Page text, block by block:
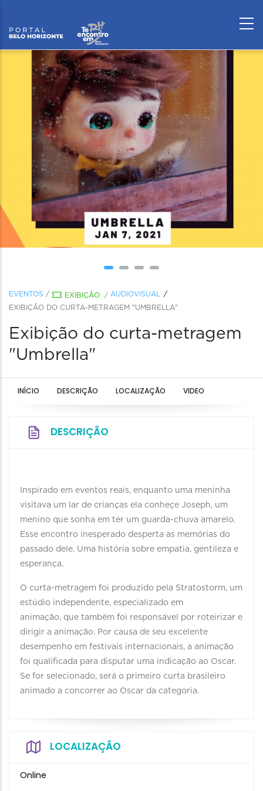
EVENTOS / EXIBIÇÃO / AUDIOVISUAL
EXIBIÇÃO DO CURTA-METRAGEM "UMBRELLA"
Exibição do curta-metragem
"Umbrella"
INÍCIO DESCRIÇÃO LOCALIZAÇÃO VIDEO
DESCRIÇÃO
Inspirado em eventos reais, enquanto uma meninha
visitava um lar de crianças ela conheçe Joseph, um
menino que sonha em ter um guarda-chuva amarelo.
Esse encontro inesperado desperta as memórias do
passado dele. Uma história sobre empatia, gentileza e
esperança.
O curta-metragem foi produzido pela Stratostorm, um
estúdio independente, especializado em
animação, que também foi responsável por roteirizar e
dirigir a animação. Por causa de seu excelente
desempenho em festivais internacionais, a animação
foi qualificada para disputar uma indicação ao Oscar.
Se for selecionado, será o primeiro curta brasileiro
animado a concorrer ao Oscar da categoria.
LOCALIZAÇÃO
Online